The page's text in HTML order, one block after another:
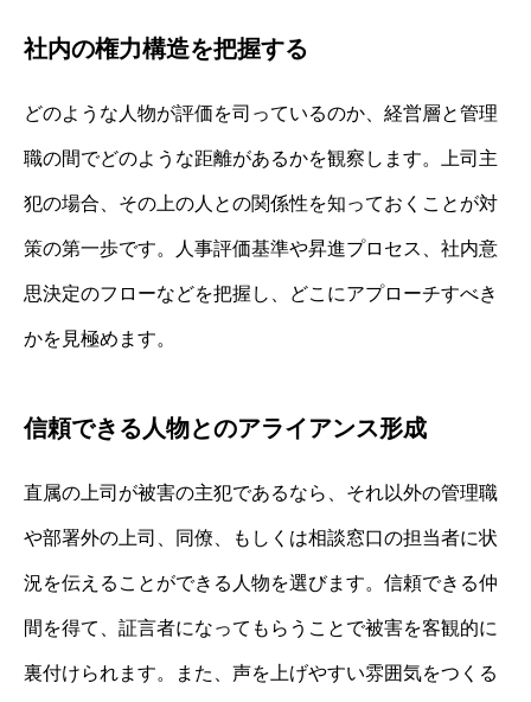
社内の権力構造を把握する
どのような人物が評価を司っているのか、経営層と管理
職の間でどのような距離があるかを観察します。上司主
犯の場合、その上の人との関係性を知っておくことが対
策の第一歩です。人事評価基準や昇進プロセス、社内意
思決定のフローなどを把握し、どこにアプローチすべき
かを見極めます。
信頼できる人物とのアライアンス形成
直属の上司が被害の主犯であるなら、それ以外の管理職
や部署外の上司、同僚、もしくは相談窓口の担当者に状
況を伝えることができる人物を選びます。信頼できる仲
間を得て、証言者になってもらうことで被害を客観的に
裏付けられます。また、声を上げやすい雰囲気をつくる